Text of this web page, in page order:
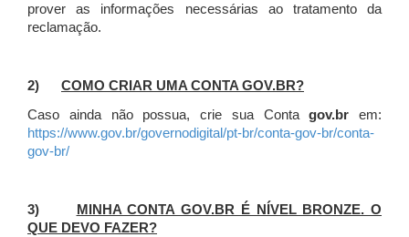
prover as informações necessárias ao tratamento da
reclamação.
2) COMO CRIAR UMA CONTA GOV.BR?
Caso ainda não possua, crie sua Contagov.br em:
https://www.gov.br/governodigital/pt-br/conta-gov-br/conta-
gov-br/
3)
MINHA CONTA GOV.BR É NÍVEL BRONZE. O
QUE DEVO FAZER?